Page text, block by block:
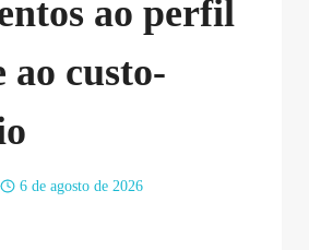
ao perfil
ao custo-
6 de agosto de 2026